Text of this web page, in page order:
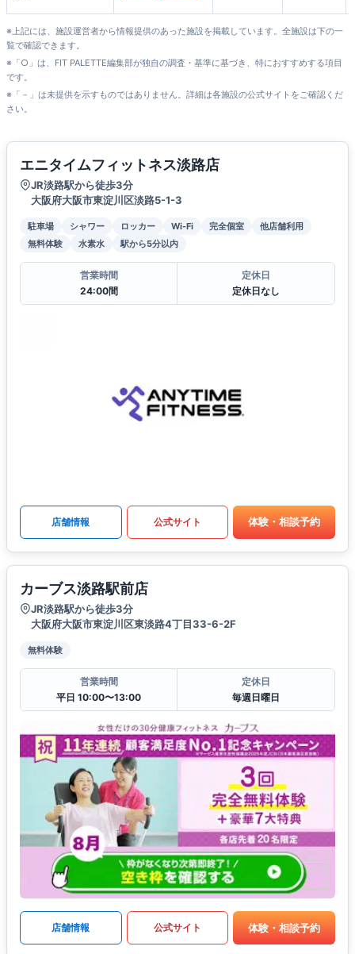
※上記には、施設運営者から情報提供のあった施設を掲載しています。全施設は下の一
覧で確認できます。
※「○」は、FIT PALETTE編集部が独自の調査・基準に基づき、特におすすめする項目
です。
※「－」は未提供を示すものではありません。詳細は各施設の公式サイトをご確認くだ
さい。
エニタイムフィットネス淡路店
JR淡路駅から徒歩3分
大阪府大阪市東淀川区淡路5-1-3
駐車場 シャワー ロッカー Wi-Fi 完全個室
他店舗利用
無料体験
水素水 駅から5分以内
営業時間
24:00間
定休日
定休日なし
店舗情報 公式サイト 体験・相談予約
カーブス淡路駅前店
JR淡路駅から徒歩3分
大阪府大阪市東淀川区東淡路4丁目33-6-2F
無料体験
営業時間
平日 10:00〜13:00
定休日
毎週日曜日
店舗情報 公式サイト 体験・相談予約